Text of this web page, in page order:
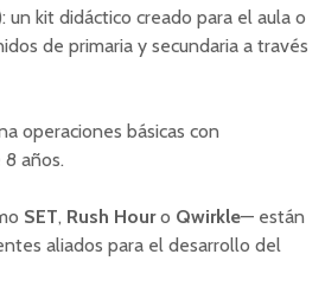
un kit didáctico creado para el aula o
de primaria y secundaria a través
operaciones básicas con
años.
SET, Rush Houro Qwirkle— están
aliados para el desarrollo del